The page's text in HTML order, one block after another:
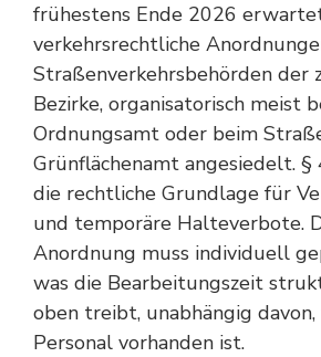
frühestens Ende 2026
verkehrsrechtliche
Straßenverkehrsbehörden der
Bezirke, organisatorisch meist
Ordnungsamt oder beim
Grünflächenamt angesiedelt.
die rechtliche Grundlage für
und temporäre Halteverbote.
Anordnung muss individuell
was die Bearbeitungszeit
oben treibt, unabhängig
Personal vorhanden ist.